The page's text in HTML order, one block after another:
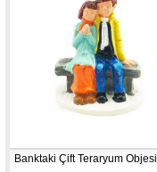
Banktaki Çift Teraryum Objesi